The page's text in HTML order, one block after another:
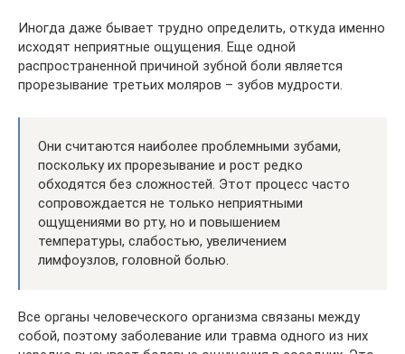
Иногда даже бывает трудно определить, откуда именно
исходят неприятные ощущения. Еще одной
распространенной причиной зубной боли является
прорезывание третьих моляров – зубов мудрости.
Они считаются наиболее проблемными зубами,
поскольку их прорезывание и рост редко
обходятся без сложностей. Этот процесс часто
сопровождается не только неприятными
ощущениями во рту, но и повышением
температуры, слабостью, увеличением
лимфоузлов, головной болью.
Все органы человеческого организма связаны между
собой, поэтому заболевание или травма одного из них